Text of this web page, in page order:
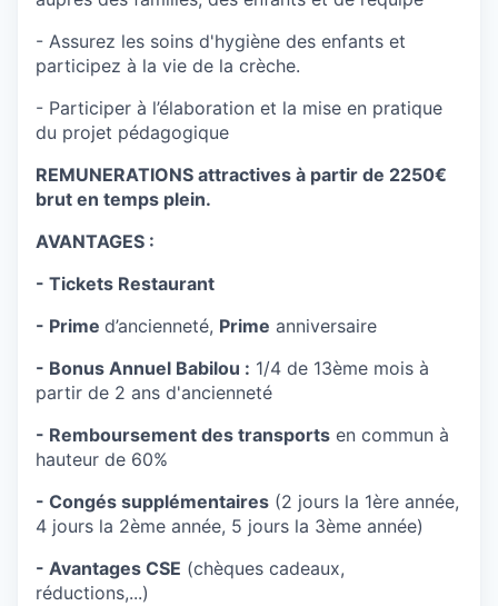
- Assurez les soins d'hygiène des enfants et
participez à la vie de la crèche.
- Participer à l’élaboration et la mise en pratique
du projet pédagogique
REMUNERATIONS attractives à partir de 2250€
brut en temps plein.
AVANTAGES :
- Tickets Restaurant
- Prime d’ancienneté, Prime anniversaire
- Bonus Annuel Babilou : 1/4 de 13ème mois à
partir de 2 ans d'ancienneté
- Remboursement des transports en commun à
hauteur de 60%
- Congés supplémentaires (2 jours la 1ère année,
4 jours la 2ème année, 5 jours la 3ème année)
- Avantages CSE (chèques cadeaux,
réductions,...)